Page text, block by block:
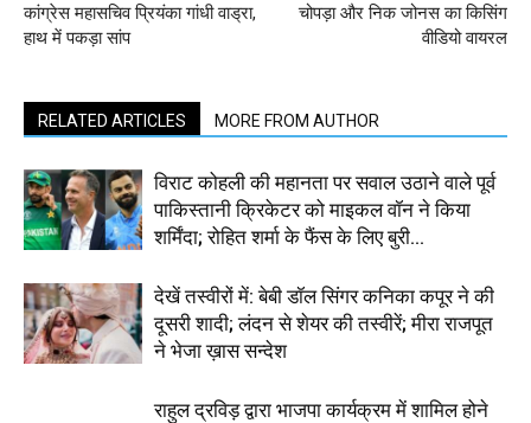
कांग्रेस महासचिव प्रियंका गांधी वाड्रा,
हाथ में पकड़ा सांप
चोपड़ा और न‍िक जोनस का किसिंग
वीडियो वायरल
RELATED ARTICLES MORE FROM AUTHOR
विराट कोहली की महानता पर सवाल उठाने वाले पूर्व
पाकिस्तानी क्रिकेटर को माइकल वॉन ने किया
शर्मिंदा; रोहित शर्मा के फैंस के लिए बुरी...
देखें तस्वीरों में: बेबी डॉल सिंगर कनिका कपूर ने की
दूसरी शादी; लंदन से शेयर की तस्वीरें; मीरा राजपूत
ने भेजा ख़ास सन्देश
राहुल द्रविड़ द्वारा भाजपा कार्यक्रम में शामिल होने